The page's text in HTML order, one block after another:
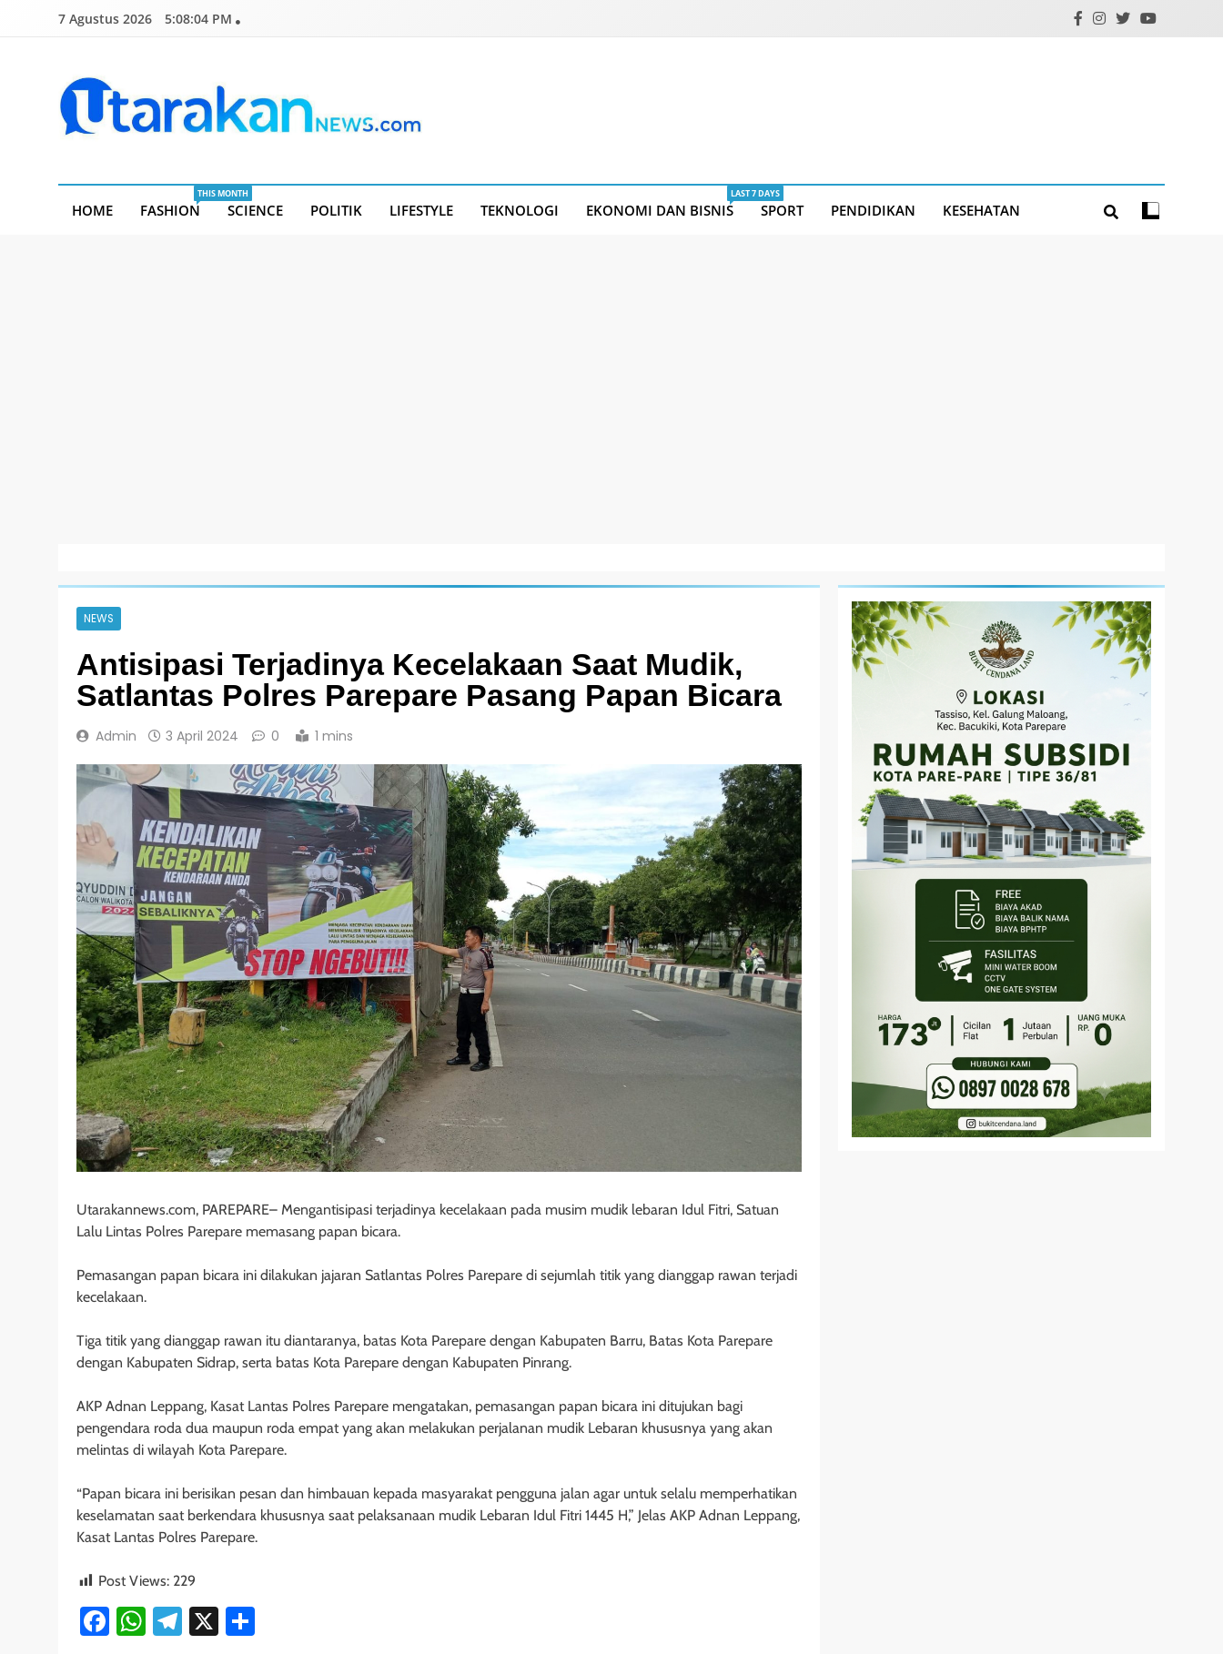
7 Agustus 2026 5:08:05 PM
HOME FASHION
THIS MONTH
SCIENCE POLITIK LIFESTYLE TEKNOLOGI EKONOMI DAN BISNIS
LAST 7 DAYS
SPORT PENDIDIKAN KESEHATAN
NEWS
Antisipasi Terjadinya Kecelakaan Saat Mudik,
Satlantas Polres Parepare Pasang Papan Bicara
Admin 3 April 2024 0 1 mins
Utarakannews.com, PAREPARE– Mengantisipasi terjadinya kecelakaan pada musim mudik lebaran Idul Fitri, Satuan
Lalu Lintas Polres Parepare memasang papan bicara.
Pemasangan papan bicara ini dilakukan jajaran Satlantas Polres Parepare di sejumlah titik yang dianggap rawan terjadi
kecelakaan.
Tiga titik yang dianggap rawan itu diantaranya, batas Kota Parepare dengan Kabupaten Barru, Batas Kota Parepare
dengan Kabupaten Sidrap, serta batas Kota Parepare dengan Kabupaten Pinrang.
AKP Adnan Leppang, Kasat Lantas Polres Parepare mengatakan, pemasangan papan bicara ini ditujukan bagi
pengendara roda dua maupun roda empat yang akan melakukan perjalanan mudik Lebaran khususnya yang akan
melintas di wilayah Kota Parepare.
“Papan bicara ini berisikan pesan dan himbauan kepada masyarakat pengguna jalan agar untuk selalu memperhatikan
keselamatan saat berkendara khususnya saat pelaksanaan mudik Lebaran Idul Fitri 1445 H,” Jelas AKP Adnan Leppang,
Kasat Lantas Polres Parepare.
Post Views: 229
Facebook
WhatsApp
Telegram
X